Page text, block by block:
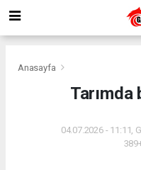
Anasayfa
Tarımda
04.07.2026 - 11:11,